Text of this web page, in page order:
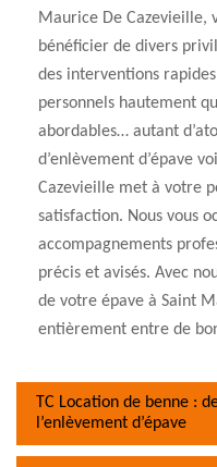
Maurice De Cazevieille,
bénéficier de divers
des interventions
personnels hautement
abordables… autant
d’enlèvement d’épave
Cazevieille met à votre
satisfaction. Nous vous
accompagnements
précis et avisés. Avec
de votre épave à Saint
entièrement entre de
TC Location de benne :
l’enlèvement d’épave